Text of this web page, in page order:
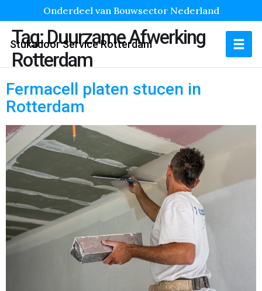
Onderdeel van Bouwsector Nederland
Stukadoor Service Rotterdam
Tag:Duurzame Afwerking
Rotterdam
Fermacell platen stucen in
Rotterdam